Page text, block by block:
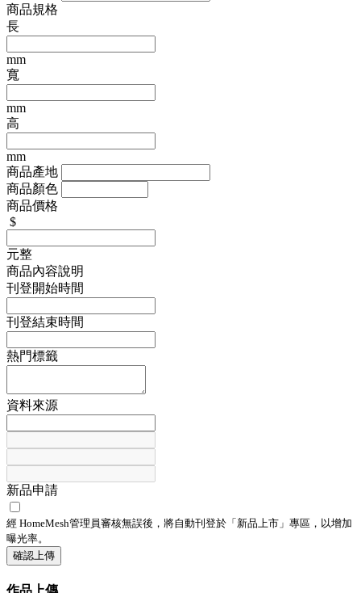
商品規格
長
mm
寬
mm
高
mm
商品產地
商品顏色
商品價格
$
元整
商品內容說明
刊登開始時間
刊登結束時間
熱門標籤
資料來源
新品申請
經 HomeMesh管理員審核無誤後，將自動刊登於「 新品上市 」專區，以增加
曝光率。
確認上傳
作品上傳